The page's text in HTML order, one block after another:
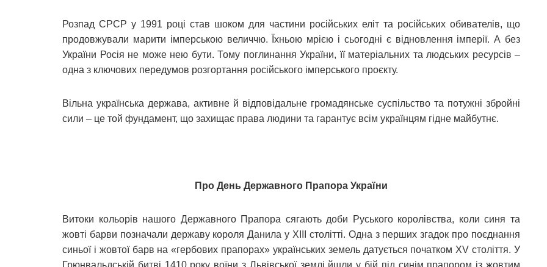
Розпад СРСР у 1991 році став шоком для частини російських еліт та російських обивателів, що
продовжували марити імперською величчю. Їхньою мрією і сьогодні є відновлення імперії. А без
України Росія не може нею бути. Тому поглинання України, її матеріальних та людських ресурсів –
одна з ключових передумов розгортання російського імперського проєкту.
Вільна українська держава, активне й відповідальне громадянське суспільство та потужні збройні
сили – це той фундамент, що захищає права людини та гарантує всім українцям гідне майбутнє.
Про День Державного Прапора України
Витоки кольорів нашого Державного Прапора сягають доби Руського королівства, коли синя та
жовті барви позначали державу короля Данила у ХІІІ столітті. Одна з перших згадок про поєднання
синьої і жовтої барв на «гербових прапорах» українських земель датується початком ХV століття. У
Грюнвальдській битві 1410 року воїни з Львівської землі йшли у бій під синім прапором із жовтим